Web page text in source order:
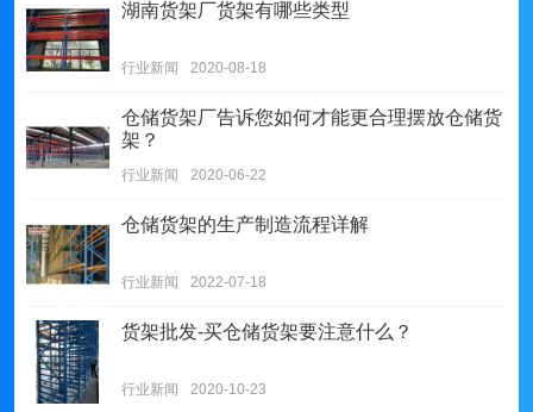
湖南货架厂货架有哪些类型
行业新闻 2020-08-18
仓储货架厂告诉您如何才能更合理摆放仓储货
架？
行业新闻 2020-06-22
仓储货架的生产制造流程详解
行业新闻 2022-07-18
货架批发-买仓储货架要注意什么？
行业新闻 2020-10-23